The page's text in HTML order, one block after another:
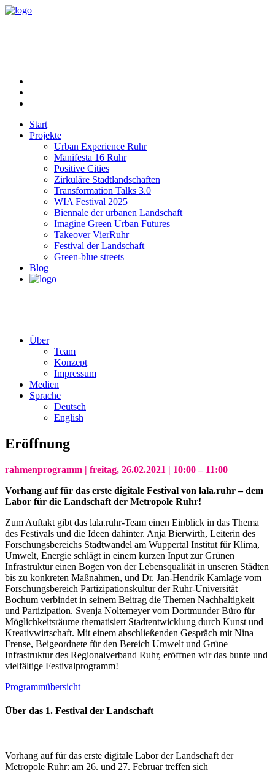
Start
Projekte
Urban Experience Ruhr
Manifesta 16 Ruhr
Positive Cities
Zirkuläre Stadtlandschaften
Transformation Talks 3.0
WIA Festival 2025
Biennale der urbanen Landschaft
Imagine Green Urban Futures
Takeover VierRuhr
Festival der Landschaft
Green-blue streets
Blog
Über
Team
Konzept
Impressum
Medien
Sprache
Deutsch
English
Eröffnung
rahmenprogramm | freitag, 26.02.2021 | 10:00 – 11:00
Vorhang auf für das erste digitale Festival von lala.ruhr – dem
Labor für die Landschaft der Metropole Ruhr!
Zum Auftakt gibt das lala.ruhr-Team einen Einblick in das Thema
des Festivals und die Ideen dahinter. Anja Bierwirth, Leiterin des
Forschungsbereichs Stadtwandel am Wuppertal Institut für Klima,
Umwelt, Energie schlägt in einem kurzen Input zur Grünen
Infrastruktur einen Bogen von der Lebensqualität in unseren Städten
bis zu konkreten Maßnahmen, und Dr. Jan-Hendrik Kamlage vom
Forschungsbereich Partizipationskultur der Ruhr-Universität
Bochum verbindet in seinem Beitrag die Themen Nachhaltigkeit
und Partizipation. Svenja Noltemeyer vom Dortmunder Büro für
Möglichkeitsräume thematisiert Stadtentwicklung durch Kunst und
Kreativwirtschaft. Mit einem abschließenden Gespräch mit Nina
Frense, Beigeordnete für den Bereich Umwelt und Grüne
Infrastruktur des Regionalverband Ruhr, eröffnen wir das bunte und
vielfältige Festivalprogramm!
Programmübersicht
Über das 1. Festival der Landschaft
Vorhang auf für das erste digitale Labor der Landschaft der
Metropole Ruhr: am 26. und 27. Februar treffen sich